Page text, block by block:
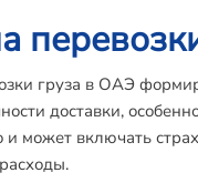
груза в ОАЭ
доставки,
может включать